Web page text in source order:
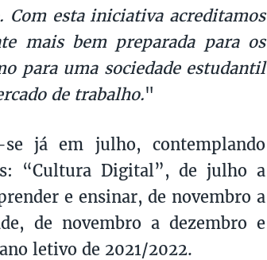
esta iniciativa acreditamos
mais bem preparada para os
para uma sociedade estudantil
de trabalho."
já em julho, contemplando
“Cultura Digital”, de julho a
e ensinar, de novembro a
de novembro a dezembro e
letivo de 2021/2022.